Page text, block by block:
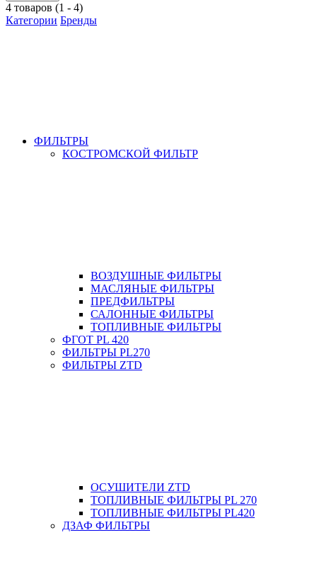
4 товаров (1 - 4)
Категории Бренды
ФИЛЬТРЫ
КОСТРОМСКОЙ ФИЛЬТР
ВОЗДУШНЫЕ ФИЛЬТРЫ
МАСЛЯНЫЕ ФИЛЬТРЫ
ПРЕДФИЛЬТРЫ
САЛОННЫЕ ФИЛЬТРЫ
ТОПЛИВНЫЕ ФИЛЬТРЫ
ФГОТ PL 420
ФИЛЬТРЫ PL270
ФИЛЬТРЫ ZTD
ОСУШИТЕЛИ ZTD
ТОПЛИВНЫЕ ФИЛЬТРЫ PL 270
ТОПЛИВНЫЕ ФИЛЬТРЫ PL420
ДЗАФ ФИЛЬТРЫ